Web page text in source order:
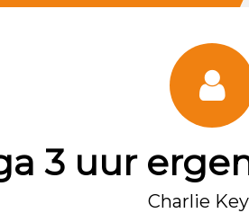
3 uur
Charlie